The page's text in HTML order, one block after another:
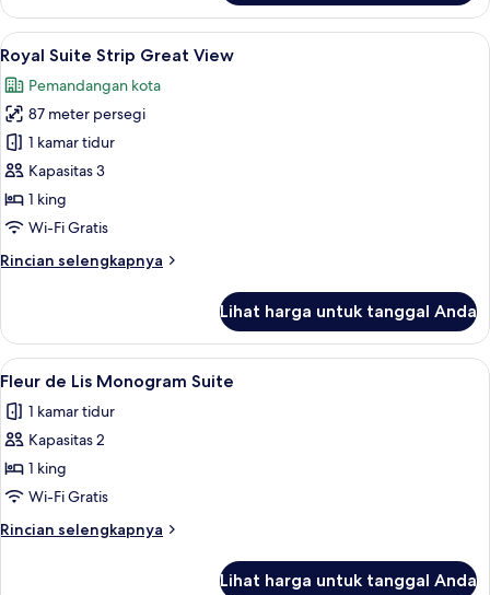
Royal
Suite
Strip
Best
View
Lihat
semua
foto
untuk
Royal
Suite
Strip
Great
Seprai katun Mesir, seprai premium,
4
Royal Suite Strip Great View
Pemandangan kota
87 meter persegi
1 kamar tidur
Kapasitas 3
1 king
Wi-Fi Gratis
Rincian selengkapnya
Rincian
Royal
Suite
Strip
View
Lihat harga untuk tanggal Anda
Lihat
semua
foto
untuk
Fleur
de
Lis
Monogram
Fleur de Lis Monogram Suite | Area
4
Fleur de Lis Monogram Suite
1 kamar tidur
Kapasitas 2
1 king
Wi-Fi Gratis
Rincian selengkapnya
Rincian
Lihat harga untuk tanggal Anda